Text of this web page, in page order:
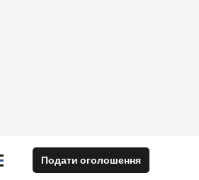
Подати оголошення